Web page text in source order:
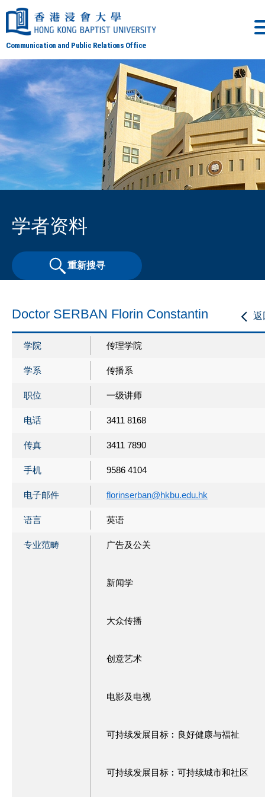
Communication and Public Relations Office
学者资料
重新搜寻
返
Doctor SERBAN Florin Constantin
学院 传理学院
学系 传播系
职位 一级讲师
电话 3411 8168
传真 3411 7890
手机 9586 4104
电子邮件 florinserban@hkbu.edu.hk
语言 英语
专业范畴 广告及公关
新闻学
大众传播
创意艺术
电影及电视
可持续发展目标︰良好健康与福祉
可持续发展目标︰可持续城市和社区